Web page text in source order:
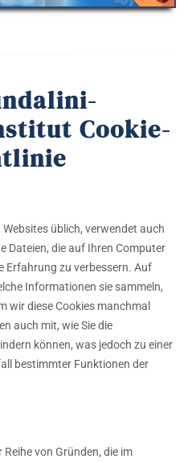
Cookie-
üblich, verwendet auch
Dateien, die auf Ihren Computer
Erfahrung zu verbessern. Auf
Informationen sie sammeln,
wir diese Cookies manchmal
auch mit, wie Sie die
können, was jedoch zu einer
bestimmter Funktionen der
von Gründen, die im